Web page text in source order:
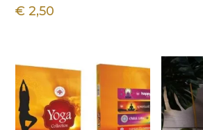
€ 2,50